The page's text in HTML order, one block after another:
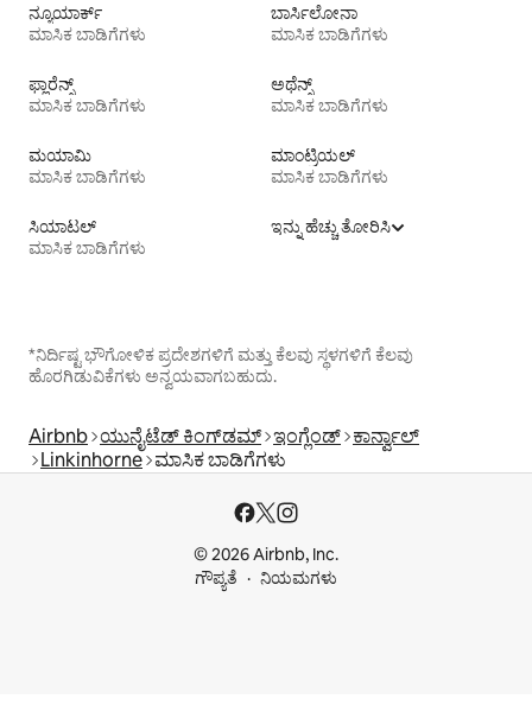
ನ್ಯೂಯಾರ್ಕ್
ಮಾಸಿಕ ಬಾಡಿಗೆಗಳು
ಬಾರ್ಸಿಲೋನಾ
ಮಾಸಿಕ ಬಾಡಿಗೆಗಳು
ಫ್ಲಾರೆನ್ಸ್
ಮಾಸಿಕ ಬಾಡಿಗೆಗಳು
ಅಥೆನ್ಸ್
ಮಾಸಿಕ ಬಾಡಿಗೆಗಳು
ಮಯಾಮಿ
ಮಾಸಿಕ ಬಾಡಿಗೆಗಳು
ಮಾಂಟ್ರಿಯಲ್
ಮಾಸಿಕ ಬಾಡಿಗೆಗಳು
ಸಿಯಾಟಲ್
ಮಾಸಿಕ ಬಾಡಿಗೆಗಳು
ಇನ್ನು ಹೆಚ್ಚು ತೋರಿಸಿ
*ನಿರ್ದಿಷ್ಟ ಭೌಗೋಳಿಕ ಪ್ರದೇಶಗಳಿಗೆ ಮತ್ತು ಕೆಲವು ಸ್ಥಳಗಳಿಗೆ ಕೆಲವು
ಹೊರಗಿಡುವಿಕೆಗಳು ಅನ್ವಯವಾಗಬಹುದು.
Airbnb ಯುನೈಟೆಡ್ ಕಿಂಗ್‌ಡಮ್ ಇಂಗ್ಲೆಂಡ್ ಕಾರ್ನ್ವಾಲ್
Linkinhorne ಮಾಸಿಕ ಬಾಡಿಗೆಗಳು
© 2026 Airbnb, Inc.
ಗೌಪ್ಯತೆ
ನಿಯಮಗಳು